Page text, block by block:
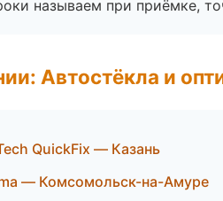
называем при приёмке,
Автостёкла и
QuickFix — Казань
— Комсомольск-на-Амуре